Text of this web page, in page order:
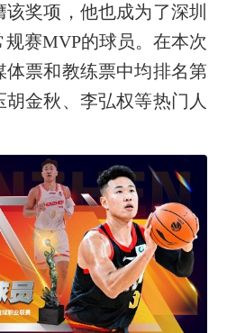
奖项，他也成为了深圳
赛MVP的球员。在本次
票和教练票中均排名第
金秋、李弘权等热门人